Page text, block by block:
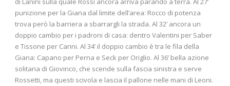
punizione per la Giana dal limite dell’area: Rocco di potenza
trova però la barriera a sbarrargli la strada. Al 32’ ancora un
doppio cambio per i padroni di casa: dentro Valentini per Saber
e Tissone per Carini. Al 34’ il doppio cambio è tra le fila della
Giana: Capano per Perna e Seck per Origlio. Al 36’ bella azione
solitaria di Giovinco, che scende sulla fascia sinistra e serve
Rossetti, ma questi scivola e lascia il pallone nelle mani di Leoni.